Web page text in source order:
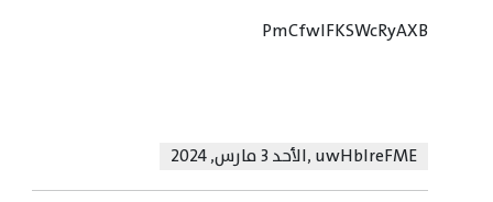
PmCfwIFKSWcRyAXB
uwHbIreFME
, الأحد 3 مارس, 2024